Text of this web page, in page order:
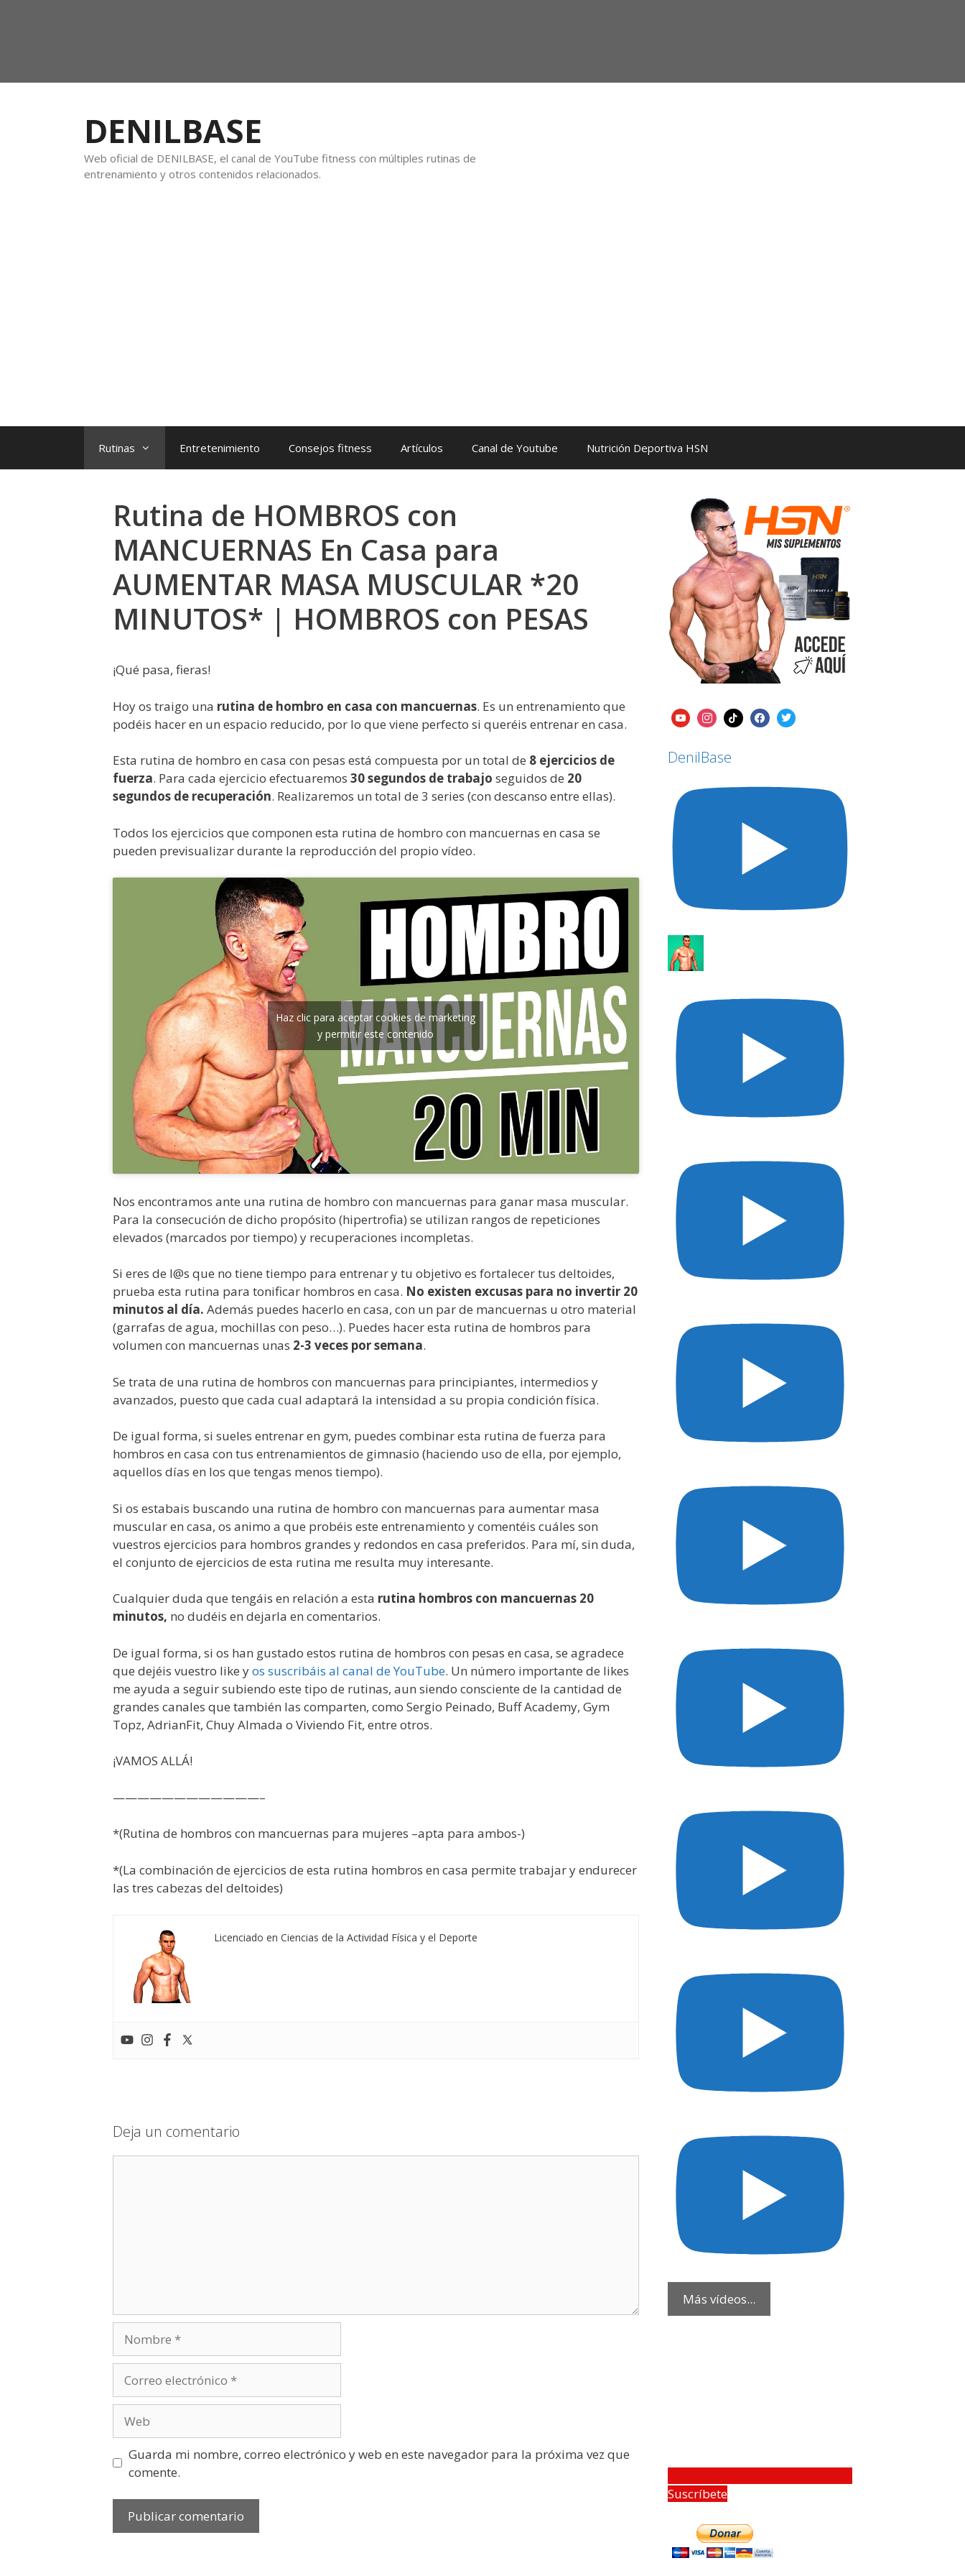
DENILBASE
Web oficial de DENILBASE, el canal de YouTube fitness con múltiples rutinas de
entrenamiento y otros contenidos relacionados.
Rutinas Entretenimiento Consejos fitness Artículos Canal de Youtube Nutrición Deportiva HSN
Rutina de HOMBROS con
MANCUERNAS En Casa para
AUMENTAR MASA MUSCULAR *20
MINUTOS* | HOMBROS con PESAS
¡Qué pasa, fieras!
Hoy os traigo una rutina de hombro en casa con mancuernas. Es un entrenamiento que
podéis hacer en un espacio reducido, por lo que viene perfecto si queréis entrenar en casa.
Esta rutina de hombro en casa con pesas está compuesta por un total de 8 ejercicios de
fuerza. Para cada ejercicio efectuaremos 30 segundos de trabajo seguidos de 20
segundos de recuperación. Realizaremos un total de 3 series (con descanso entre ellas).
Todos los ejercicios que componen esta rutina de hombro con mancuernas en casa se
pueden previsualizar durante la reproducción del propio vídeo.
Haz clic para aceptar cookies de marketing
y permitir este contenido
Nos encontramos ante una rutina de hombro con mancuernas para ganar masa muscular.
Para la consecución de dicho propósito (hipertrofia) se utilizan rangos de repeticiones
elevados (marcados por tiempo) y recuperaciones incompletas.
Si eres de l@s que no tiene tiempo para entrenar y tu objetivo es fortalecer tus deltoides,
prueba esta rutina para tonificar hombros en casa. No existen excusas para no invertir 20
minutos al día. Además puedes hacerlo en casa, con un par de mancuernas u otro material
(garrafas de agua, mochillas con peso…). Puedes hacer esta rutina de hombros para
volumen con mancuernas unas 2-3 veces por semana.
Se trata de una rutina de hombros con mancuernas para principiantes, intermedios y
avanzados, puesto que cada cual adaptará la intensidad a su propia condición física.
De igual forma, si sueles entrenar en gym, puedes combinar esta rutina de fuerza para
hombros en casa con tus entrenamientos de gimnasio (haciendo uso de ella, por ejemplo,
aquellos días en los que tengas menos tiempo).
Si os estabais buscando una rutina de hombro con mancuernas para aumentar masa
muscular en casa, os animo a que probéis este entrenamiento y comentéis cuáles son
vuestros ejercicios para hombros grandes y redondos en casa preferidos. Para mí, sin duda,
el conjunto de ejercicios de esta rutina me resulta muy interesante.
Cualquier duda que tengáis en relación a esta rutina hombros con mancuernas 20
minutos, no dudéis en dejarla en comentarios.
De igual forma, si os han gustado estos rutina de hombros con pesas en casa, se agradece
que dejéis vuestro like yos suscribáis al canal de YouTube. Un número importante de likes
me ayuda a seguir subiendo este tipo de rutinas, aun siendo consciente de la cantidad de
grandes canales que también las comparten, como Sergio Peinado, Buff Academy, Gym
Topz, AdrianFit, Chuy Almada o Viviendo Fit, entre otros.
¡VAMOS ALLÁ!
————————————–
*(Rutina de hombros con mancuernas para mujeres –apta para ambos-)
*(La combinación de ejercicios de esta rutina hombros en casa permite trabajar y endurecer
las tres cabezas del deltoides)
Licenciado en Ciencias de la Actividad Física y el Deporte
Deja un comentario
Guarda mi nombre, correo electrónico y web en este navegador para la próxima vez que
comente.
DenilBase
Más vídeos...
Suscríbete